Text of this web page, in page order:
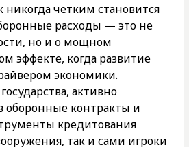
никогда четким становится
расходы — это не
но и о мощном
эффекте, когда развитие
экономики.
активно
оборонные контракты и
кредитования
так и сами игроки